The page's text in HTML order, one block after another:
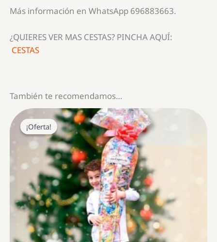
Más información en WhatsApp 696883663.
¿QUIERES VER MAS CESTAS? PINCHA AQUÍ:
CESTAS
También te recomendamos…
¡Oferta!
¡Oferta!